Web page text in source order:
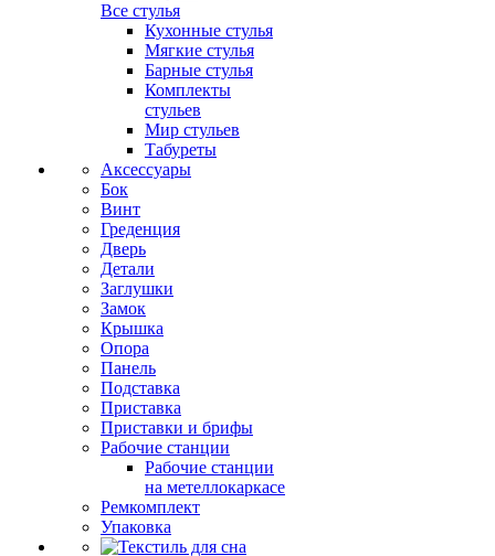
Все стулья
Кухонные стулья
Мягкие стулья
Барные стулья
Комплекты
стульев
Мир стульев
Табуреты
Аксессуары
Бок
Винт
Греденция
Дверь
Детали
Заглушки
Замок
Крышка
Опора
Панель
Подставка
Приставка
Приставки и брифы
Рабочие станции
Рабочие станции
на метеллокаркасе
Ремкомплект
Упаковка